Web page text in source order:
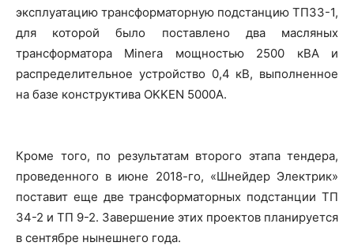
эксплуатацию трансформаторную подстанцию ТП33-1,
для которой было поставлено два масляных
трансформатора Minera мощностью 2500 кВА и
распределительное устройство 0,4 кВ, выполненное
на базе конструктива OKKEN 5000А.
Кроме того, по результатам второго этапа тендера,
проведенного в июне 2018-го, «Шнейдер Электрик»
поставит еще две трансформаторных подстанции ТП
34-2 и ТП 9-2. Завершение этих проектов планируется
в сентябре нынешнего года.